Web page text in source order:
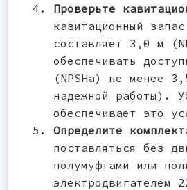
Проверьте
кавитационный
составляет 3,0 м
обеспечивать
(NPSHa) не менее
надежной работы).
обеспечивает это
Определите
поставляться без
полумуфтами или
электродвигателем